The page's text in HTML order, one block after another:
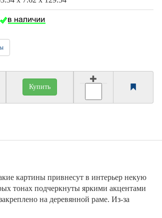
Купить
картины привнесут в интерьер некую
тонах подчеркнуты яркими акцентами
на деревянной раме. Из-за